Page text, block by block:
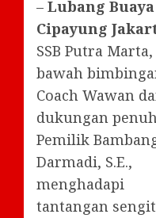
– Lubang Buaya
Cipayung
SSB Putra
bawah
Coach Wawan
dukungan
Pemilik
Darmadi, S.E.,
menghadapi
tantangan sengit